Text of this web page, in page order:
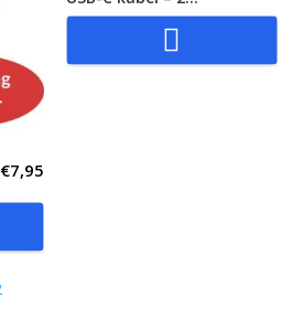
€7,95
meter – 60W...
